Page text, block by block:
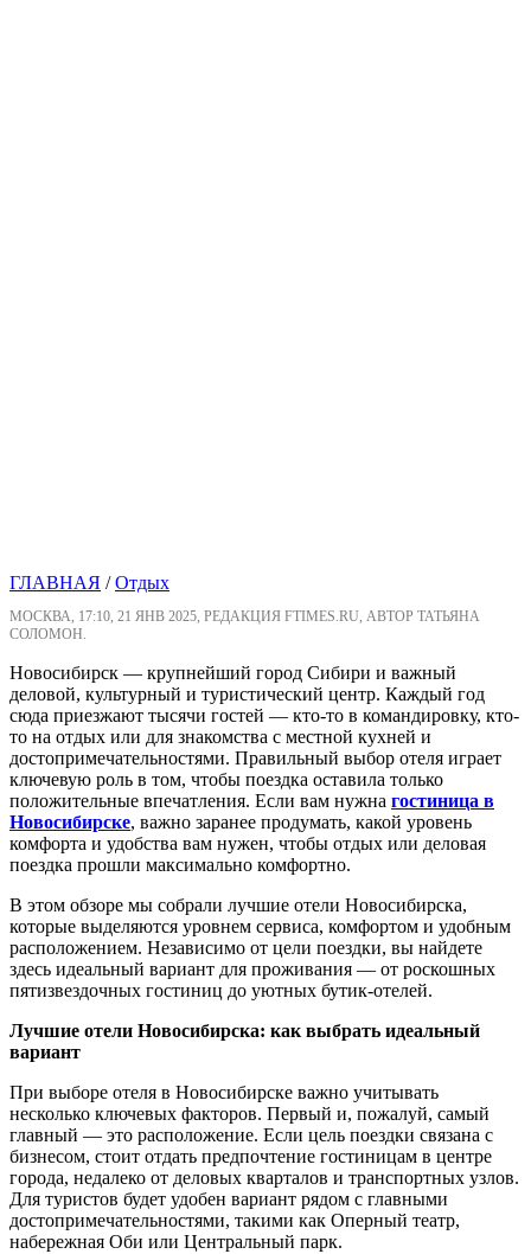
ГЛАВНАЯ /Отдых
МОСКВА, 17:10, 21 ЯНВ 2025, РЕДАКЦИЯ FTIMES.RU, АВТОР ТАТЬЯНА
СОЛОМОН.
Новосибирск — крупнейший город Сибири и важный
деловой, культурный и туристический центр. Каждый год
сюда приезжают тысячи гостей — кто-то в командировку, кто-
то на отдых или для знакомства с местной кухней и
достопримечательностями. Правильный выбор отеля играет
ключевую роль в том, чтобы поездка оставила только
положительные впечатления. Если вам нужна гостиница в
Новосибирске, важно заранее продумать, какой уровень
комфорта и удобства вам нужен, чтобы отдых или деловая
поездка прошли максимально комфортно.
В этом обзоре мы собрали лучшие отели Новосибирска,
которые выделяются уровнем сервиса, комфортом и удобным
расположением. Независимо от цели поездки, вы найдете
здесь идеальный вариант для проживания — от роскошных
пятизвездочных гостиниц до уютных бутик-отелей.
Лучшие отели Новосибирска: как выбрать идеальный
вариант
При выборе отеля в Новосибирске важно учитывать
несколько ключевых факторов. Первый и, пожалуй, самый
главный — это расположение. Если цель поездки связана с
бизнесом, стоит отдать предпочтение гостиницам в центре
города, недалеко от деловых кварталов и транспортных узлов.
Для туристов будет удобен вариант рядом с главными
достопримечательностями, такими как Оперный театр,
набережная Оби или Центральный парк.